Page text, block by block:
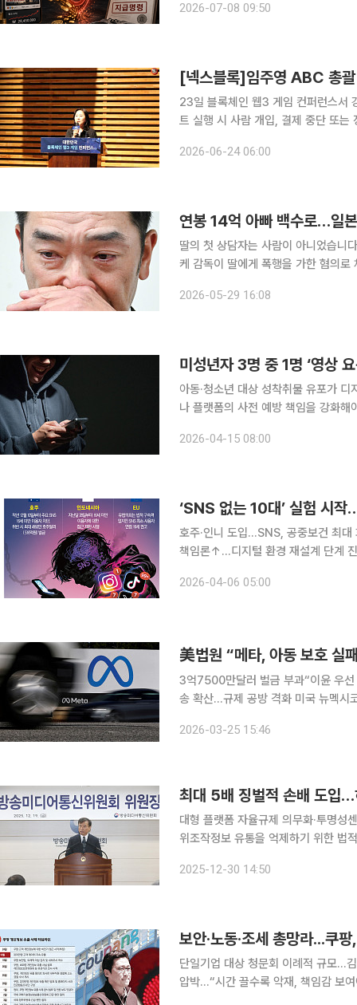
다. 중요한 건 조회수, 댓글, 공유, 그
2026-07-08 09:50
23일 블록체인 웹3 게임 컨퍼런스서 강연
트 실행 시 사람 개입, 결제 중단 또는
는 AI 에이전트에 의해 일어날 것이라
2026-06-24 06:00
연봉 14억 아빠 백수로…일
딸의 첫 상담자는 사람이 아니었습니다. 일본 프로야구 명문 구단 요미우리 자이언츠의 아베
케 감독이 딸에게 폭행을 가한 혐의로
GPT’였습니다. 아베 감독
2026-05-29 16:08
미성년자 3명 중 1명 ‘영상
아동·청소년 대상 성착취물 유포가
나 플랫폼의 사전 예방 책임을 강화해야 한다는 지적이
온라인 플랫폼에서 미성년자의
2026-04-15 08:00
호주·인니 도입…SNS, 공중보건 최대
책임론↑…디지털 환경 재설계 단계
약속했다. 아이들이 사회관계망서비
2026-04-06 05:00
美법원 “메타, 아동 보호 실
3억7500만달러 벌금 부과“이윤 우선
송 확산…규제 공방 격화 미국 뉴멕시
2026-03-25 15:46
최대 5배 징벌적 손배 도입
대형 플랫폼 자율규제 의무화·투명성
위조작정보 유통을 억제하기 위한 법
2025-12-30 14:50
보안·노동·조세 총망라...쿠
단일기업 대상 청문회 이례적 규모...
압박...“시간 끌수록 악재, 책임감 보여야” 국회가 30일부터 이틀간 6개 상임위가 참여하